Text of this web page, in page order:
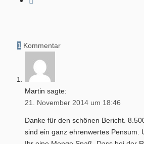
1 Kommentar
Martin sagte:
21. November 2014 um 18:46
Danke für den schönen Bericht.
sind ein ganz ehrenwertes Pensum.